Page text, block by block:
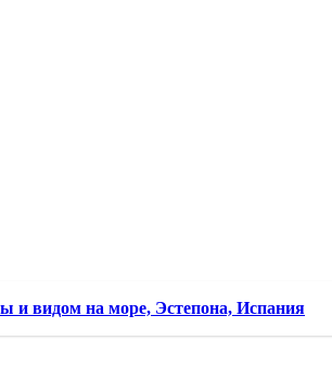
и видом на море, Эстепона, Испания